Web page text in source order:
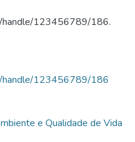
handle/123456789/186.
handle/123456789/186
e Qualidade de Vida